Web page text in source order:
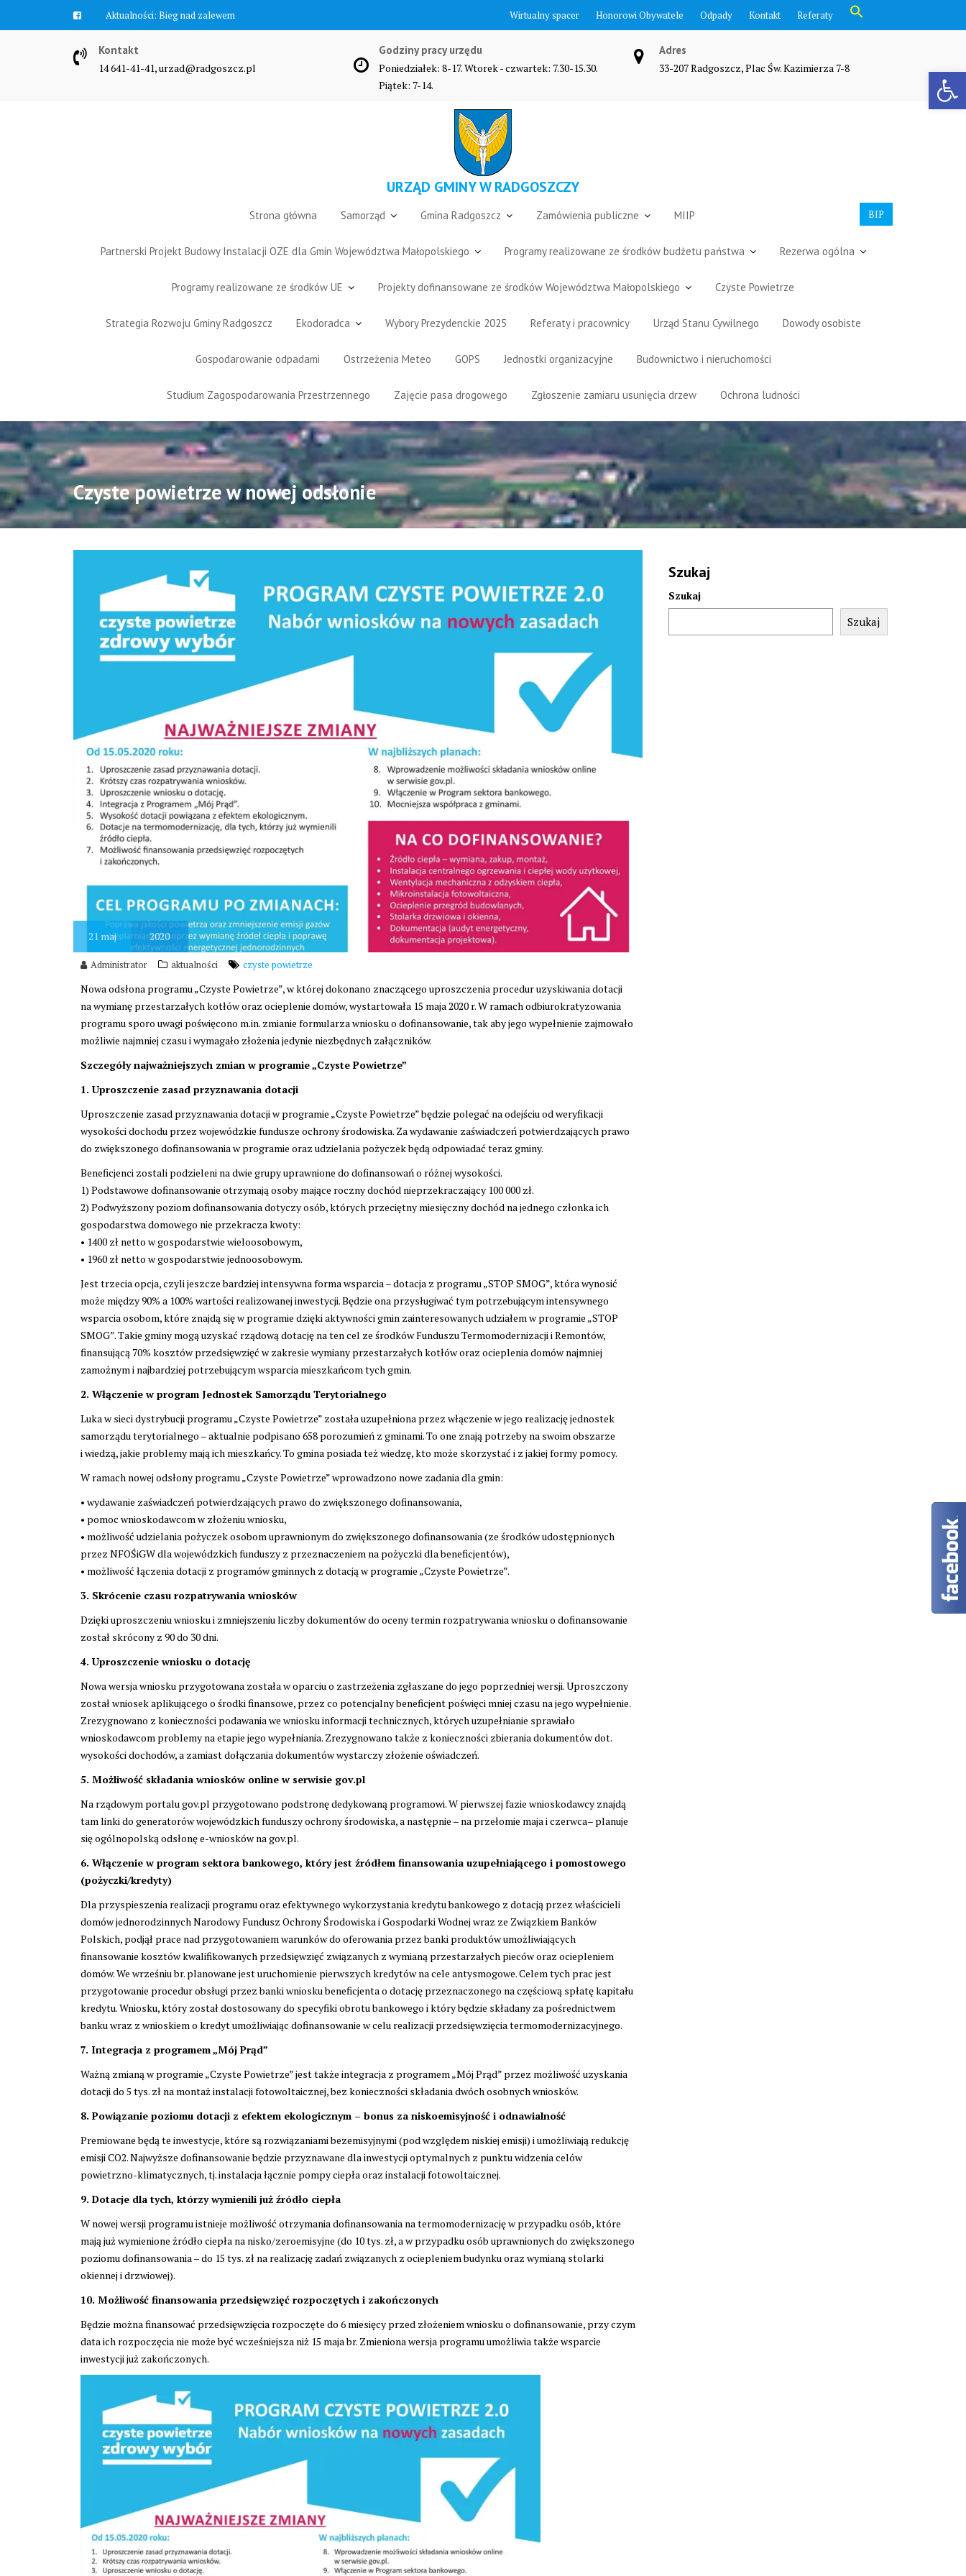
Otwórz pasek narzędzi
Aktualności: Zawyją syreny Wirtualny spacer Honorowi Obywatele Odpady Kontakt Referaty
Search Button
Kontakt
14 641-41-41, urzad@radgoszcz.pl
Godziny pracy urzędu
Poniedziałek: 8-17. Wtorek - czwartek: 7.30-15.30.
Piątek: 7-14.
Adres
33-207 Radgoszcz, Plac Św. Kazimierza 7-8
URZĄD GMINY W RADGOSZCZY
BIP
Strona główna Samorząd Gmina Radgoszcz Zamówienia publiczne MIIP
Partnerski Projekt Budowy Instalacji OZE dla Gmin Województwa Małopolskiego Programy realizowane ze środków budżetu państwa Rezerwa ogólna
Programy realizowane ze środków UE Projekty dofinansowane ze środków Województwa Małopolskiego Czyste Powietrze
Strategia Rozwoju Gminy Radgoszcz Ekodoradca Wybory Prezydenckie 2025 Referaty i pracownicy Urząd Stanu Cywilnego Dowody osobiste
Gospodarowanie odpadami Ostrzeżenia Meteo GOPS Jednostki organizacyjne Budownictwo i nieruchomości
Studium Zagospodarowania Przestrzennego Zajęcie pasa drogowego Zgłoszenie zamiaru usunięcia drzew Ochrona ludności
Czyste powietrze w nowej odsłonie
21 maj 2020
Administrator aktualności czyste powietrze
Nowa odsłona programu „Czyste Powietrze”, w której dokonano znaczącego uproszczenia procedur uzyskiwania dotacji
na wymianę przestarzałych kotłów oraz ocieplenie domów, wystartowała 15 maja 2020 r. W ramach odbiurokratyzowania
programu sporo uwagi poświęcono m.in. zmianie formularza wniosku o dofinansowanie, tak aby jego wypełnienie zajmowało
możliwie najmniej czasu i wymagało złożenia jedynie niezbędnych załączników.
Szczegóły najważniejszych zmian w programie „Czyste Powietrze”
1. Uproszczenie zasad przyznawania dotacji
Uproszczenie zasad przyznawania dotacji w programie „Czyste Powietrze” będzie polegać na odejściu od weryfikacji
wysokości dochodu przez wojewódzkie fundusze ochrony środowiska. Za wydawanie zaświadczeń potwierdzających prawo
do zwiększonego dofinansowania w programie oraz udzielania pożyczek będą odpowiadać teraz gminy.
Beneficjenci zostali podzieleni na dwie grupy uprawnione do dofinansowań o różnej wysokości.
1) Podstawowe dofinansowanie otrzymają osoby mające roczny dochód nieprzekraczający 100 000 zł.
2) Podwyższony poziom dofinansowania dotyczy osób, których przeciętny miesięczny dochód na jednego członka ich
gospodarstwa domowego nie przekracza kwoty:
• 1400 zł netto w gospodarstwie wieloosobowym,
• 1960 zł netto w gospodarstwie jednoosobowym.
Jest trzecia opcja, czyli jeszcze bardziej intensywna forma wsparcia – dotacja z programu „STOP SMOG”, która wynosić
może między 90% a 100% wartości realizowanej inwestycji. Będzie ona przysługiwać tym potrzebującym intensywnego
wsparcia osobom, które znajdą się w programie dzięki aktywności gmin zainteresowanych udziałem w programie „STOP
SMOG”. Takie gminy mogą uzyskać rządową dotację na ten cel ze środków Funduszu Termomodernizacji i Remontów,
finansującą 70% kosztów przedsięwzięć w zakresie wymiany przestarzałych kotłów oraz ocieplenia domów najmniej
zamożnym i najbardziej potrzebującym wsparcia mieszkańcom tych gmin.
2. Włączenie w program Jednostek Samorządu Terytorialnego
Luka w sieci dystrybucji programu „Czyste Powietrze” została uzupełniona przez włączenie w jego realizację jednostek
samorządu terytorialnego – aktualnie podpisano 658 porozumień z gminami. To one znają potrzeby na swoim obszarze
i wiedzą, jakie problemy mają ich mieszkańcy. To gmina posiada też wiedzę, kto może skorzystać i z jakiej formy pomocy.
W ramach nowej odsłony programu „Czyste Powietrze” wprowadzono nowe zadania dla gmin:
• wydawanie zaświadczeń potwierdzających prawo do zwiększonego dofinansowania,
• pomoc wnioskodawcom w złożeniu wniosku,
• możliwość udzielania pożyczek osobom uprawnionym do zwiększonego dofinansowania (ze środków udostępnionych
przez NFOŚiGW dla wojewódzkich funduszy z przeznaczeniem na pożyczki dla beneficjentów),
• możliwość łączenia dotacji z programów gminnych z dotacją w programie „Czyste Powietrze”.
3. Skrócenie czasu rozpatrywania wniosków
Dzięki uproszczeniu wniosku i zmniejszeniu liczby dokumentów do oceny termin rozpatrywania wniosku o dofinansowanie
został skrócony z 90 do 30 dni.
4. Uproszczenie wniosku o dotację
Nowa wersja wniosku przygotowana została w oparciu o zastrzeżenia zgłaszane do jego poprzedniej wersji. Uproszczony
został wniosek aplikującego o środki finansowe, przez co potencjalny beneficjent poświęci mniej czasu na jego wypełnienie.
Zrezygnowano z konieczności podawania we wniosku informacji technicznych, których uzupełnianie sprawiało
wnioskodawcom problemy na etapie jego wypełniania. Zrezygnowano także z konieczności zbierania dokumentów dot.
wysokości dochodów, a zamiast dołączania dokumentów wystarczy złożenie oświadczeń.
5. Możliwość składania wniosków online w serwisie gov.pl
Na rządowym portalu gov.pl przygotowano podstronę dedykowaną programowi. W pierwszej fazie wnioskodawcy znajdą
tam linki do generatorów wojewódzkich funduszy ochrony środowiska, a następnie – na przełomie maja i czerwca– planuje
się ogólnopolską odsłonę e-wniosków na gov.pl.
6. Włączenie w program sektora bankowego, który jest źródłem finansowania uzupełniającego i pomostowego
(pożyczki/kredyty)
Dla przyspieszenia realizacji programu oraz efektywnego wykorzystania kredytu bankowego z dotacją przez właścicieli
domów jednorodzinnych Narodowy Fundusz Ochrony Środowiska i Gospodarki Wodnej wraz ze Związkiem Banków
Polskich, podjął prace nad przygotowaniem warunków do oferowania przez banki produktów umożliwiających
finansowanie kosztów kwalifikowanych przedsięwzięć związanych z wymianą przestarzałych pieców oraz ociepleniem
domów. We wrześniu br. planowane jest uruchomienie pierwszych kredytów na cele antysmogowe. Celem tych prac jest
przygotowanie procedur obsługi przez banki wniosku beneficjenta o dotację przeznaczonego na częściową spłatę kapitału
kredytu. Wniosku, który został dostosowany do specyfiki obrotu bankowego i który będzie składany za pośrednictwem
banku wraz z wnioskiem o kredyt umożliwiając dofinansowanie w celu realizacji przedsięwzięcia termomodernizacyjnego.
7. Integracja z programem „Mój Prąd”
Ważną zmianą w programie „Czyste Powietrze” jest także integracja z programem „Mój Prąd” przez możliwość uzyskania
dotacji do 5 tys. zł na montaż instalacji fotowoltaicznej, bez konieczności składania dwóch osobnych wniosków.
8. Powiązanie poziomu dotacji z efektem ekologicznym – bonus za niskoemisyjność i odnawialność
Premiowane będą te inwestycje, które są rozwiązaniami bezemisyjnymi (pod względem niskiej emisji) i umożliwiają redukcję
emisji CO2. Najwyższe dofinansowanie będzie przyznawane dla inwestycji optymalnych z punktu widzenia celów
powietrzno-klimatycznych, tj. instalacja łącznie pompy ciepła oraz instalacji fotowoltaicznej.
9. Dotacje dla tych, którzy wymienili już źródło ciepła
W nowej wersji programu istnieje możliwość otrzymania dofinansowania na termomodernizację w przypadku osób, które
mają już wymienione źródło ciepła na nisko/zeroemisyjne (do 10 tys. zł, a w przypadku osób uprawnionych do zwiększonego
poziomu dofinansowania – do 15 tys. zł na realizację zadań związanych z ociepleniem budynku oraz wymianą stolarki
okiennej i drzwiowej).
10. Możliwość finansowania przedsięwzięć rozpoczętych i zakończonych
Będzie można finansować przedsięwzięcia rozpoczęte do 6 miesięcy przed złożeniem wniosku o dofinansowanie, przy czym
data ich rozpoczęcia nie może być wcześniejsza niż 15 maja br. Zmieniona wersja programu umożliwia także wsparcie
inwestycji już zakończonych.
Szukaj
Szukaj
Szukaj